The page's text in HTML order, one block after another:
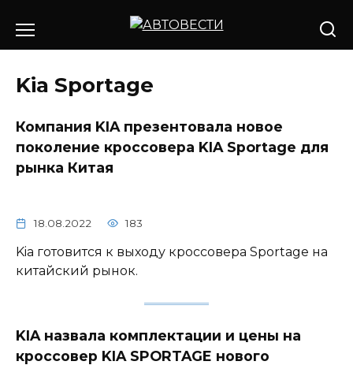
содержанию
Kia Sportage
Компания KIA презентовала новое
поколение кроссовера KIA Sportage для
рынка Китая
18.08.2022 183
Kia готовится к выходу кроссовера Sportage на
китайский рынок.
KIA назвала комплектации и цены на
кроссовер KIA SPORTAGE нового